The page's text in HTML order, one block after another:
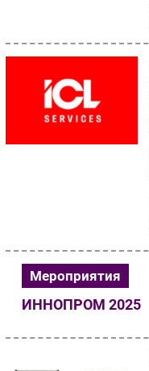
Outsourcing
Кадры
Регулирование
Финансы
Гаджеты
Здоровье
Мероприятия
ИННОПРОМ 2025